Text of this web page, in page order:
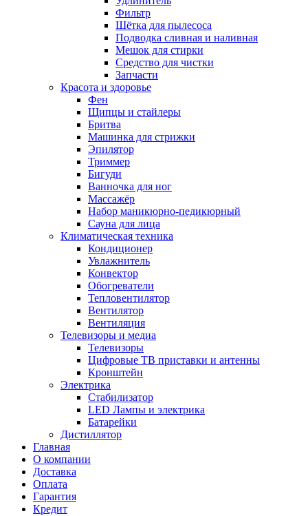
Фильтр
Шётка для пылесоса
Подводка сливная и наливная
Мешок для стирки
Средство для чистки
Запчасти
Красота и здоровье
Фен
Щипцы и стайлеры
Бритва
Машинка для стрижки
Эпилятор
Триммер
Бигуди
Ванночка для ног
Массажёр
Набор маникюрно-педикюрный
Сауна для лица
Климатическая техника
Кондиционер
Увлажнитель
Конвектор
Обогреватели
Тепловентилятор
Вентилятор
Вентиляция
Телевизоры и медиа
Телевизоры
Цифровые ТВ приставки и антенны
Кронштейн
Электрика
Стабилизатор
LED Лампы и электрика
Батарейки
Дистиллятор
Главная
О компании
Доставка
Оплата
Гарантия
Кредит